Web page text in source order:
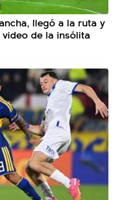
llegó a la ruta y
de la insólita